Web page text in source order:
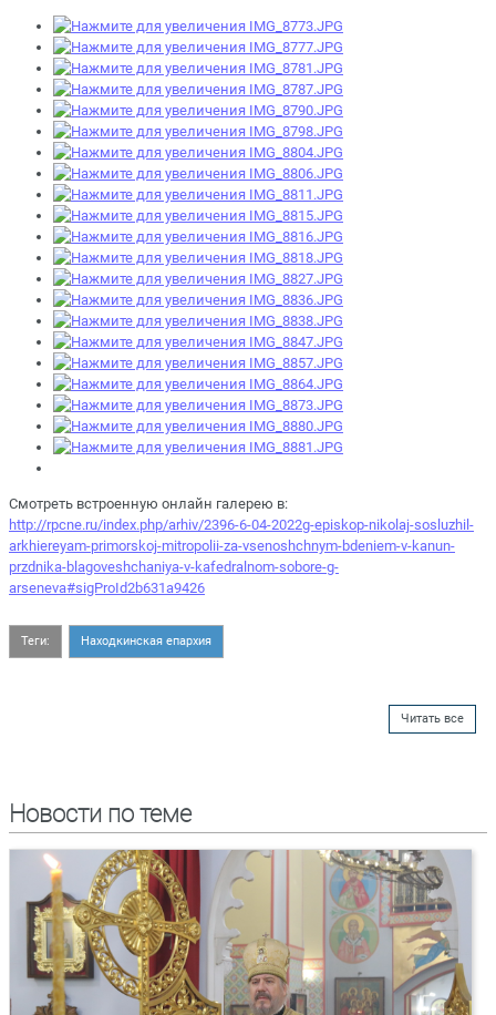
Смотреть встроенную онлайн галерею в:
http://rpcne.ru/index.php/arhiv/2396-6-04-2022g-episkop-nikolaj-sosluzhil-
arkhiereyam-primorskoj-mitropolii-za-vsenoshchnym-bdeniem-v-kanun-
przdnika-blagoveshchaniya-v-kafedralnom-sobore-g-
arseneva#sigProId2b631a9426
Теги: Находкинская епархия
Читать все
Новости по теме